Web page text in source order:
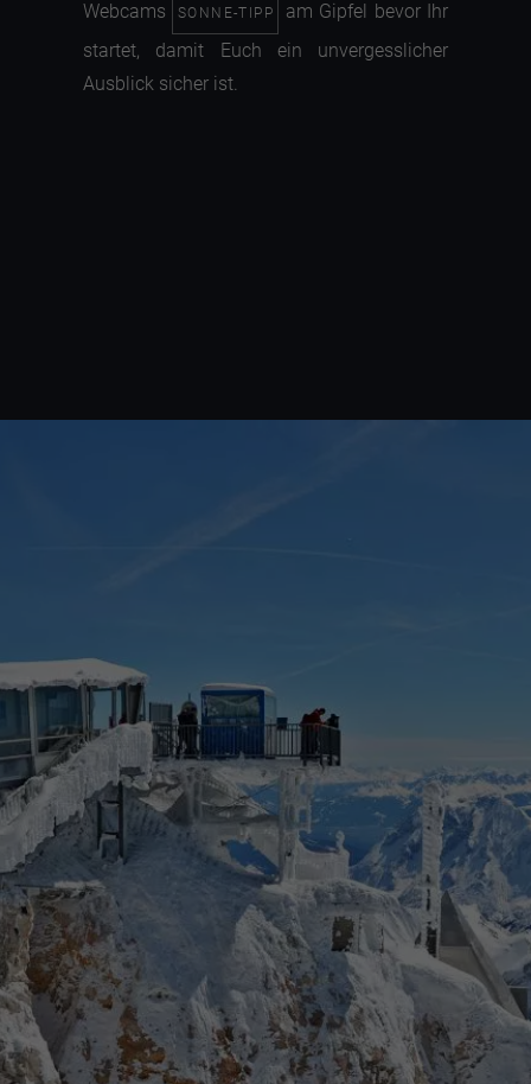
Webcams SONNE-TIPP
am Gipfel bevor Ihr
startet, damit Euch ein unvergesslicher
Ausblick sicher ist.